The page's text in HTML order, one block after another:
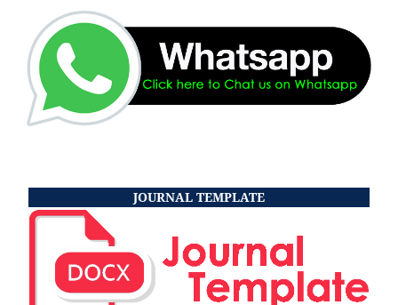
JOURNAL TEMPLATE